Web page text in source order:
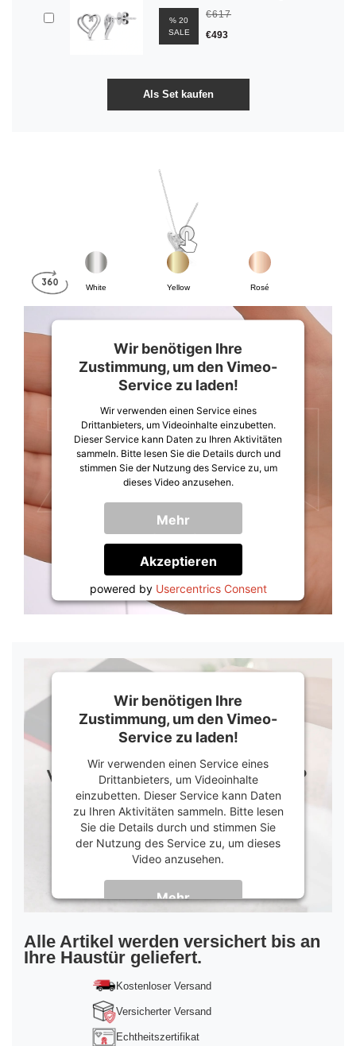
% 20
SALE
€617
€493
White Rosé
Yellow
Wir benötigen Ihre
Zustimmung, um den Vimeo-
Service zu laden!
Wir verwenden einen Service eines
Drittanbieters, um Videoinhalte einzubetten.
Dieser Service kann Daten zu Ihren Aktivitäten
sammeln. Bitte lesen Sie die Details durch und
stimmen Sie der Nutzung des Service zu, um
dieses Video anzusehen.
Mehr
Informationen
Akzeptieren
powered by Usercentrics Consent
Management Platform&Trusted Shops
Wir benötigen Ihre
Zustimmung, um den Vimeo-
Service zu laden!
Wir verwenden einen Service eines
Drittanbieters, um Videoinhalte
einzubetten. Dieser Service kann Daten
zu Ihren Aktivitäten sammeln. Bitte lesen
Sie die Details durch und stimmen Sie
der Nutzung des Service zu, um dieses
Video anzusehen.
Mehr
Informationen
Akzeptieren
powered byUsercentrics Consent
Management Platform&Trusted Shops
Alle Artikel werden versichert bis an
Ihre Haustür geliefert.
Kostenloser Versand
Versicherter Versand
Echtheitszertifikat